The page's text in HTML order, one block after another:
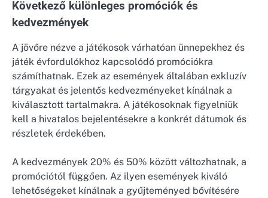
Következő különleges promóciók és
kedvezmények
A jövőre nézve a játékosok várhatóan ünnepekhez és
játék évfordulókhoz kapcsolódó promóciókra
számíthatnak. Ezek az események általában exkluzív
tárgyakat és jelentős kedvezményeket kínálnak a
kiválasztott tartalmakra. A játékosoknak figyelniük
kell a hivatalos bejelentésekre a konkrét dátumok és
részletek érdekében.
A kedvezmények 20% és 50% között változhatnak, a
promóciótól függően. Az ilyen események kiváló
lehetőségeket kínálnak a gyűjteményed bővítésére